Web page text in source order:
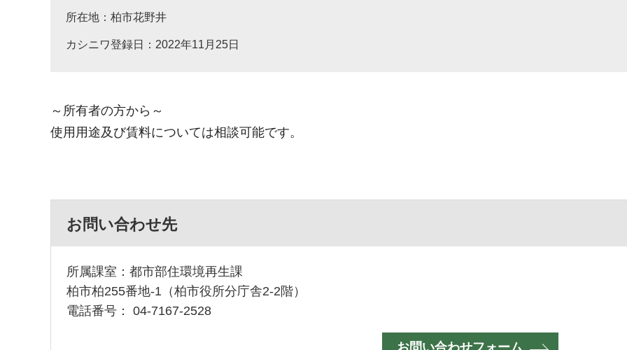
所在地：柏市花野井
カシニワ登録日：2022年11月25日
～所有者の方から～
使用用途及び賃料については相談可能です。
お問い合わせ先
所属課室：都市部住環境再生課
柏市柏255番地-1（柏市役所分庁舎2-2階）
電話番号：
04-7167-2528
お問い合わせフォーム